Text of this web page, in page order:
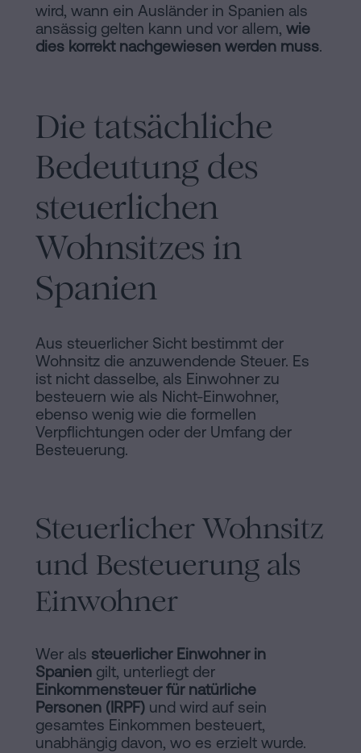
Sie
uns
sozialen
Netzwerken
wird, wann ein Ausländer in Spanien als
ansässig gelten kann und vor allem, wie
dies korrekt nachgewiesen werden muss.
Die tatsächliche
Bedeutung des
steuerlichen
Wohnsitzes in
Spanien
Aus steuerlicher Sicht bestimmt der
Wohnsitz die anzuwendende Steuer. Es
ist nicht dasselbe, als Einwohner zu
besteuern wie als Nicht-Einwohner,
ebenso wenig wie die formellen
Verpflichtungen oder der Umfang der
Besteuerung.
Steuerlicher Wohnsitz
und Besteuerung als
Einwohner
Wer als steuerlicher Einwohner in
Spanien gilt, unterliegt der
Einkommensteuer für natürliche
Personen (IRPF) und wird auf sein
gesamtes Einkommen besteuert,
unabhängig davon, wo es erzielt wurde.